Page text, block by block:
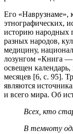
Его «Наврузнаме»,
этнографических,
историю народных
разных народов,
медицину,
лозунгом «Книга
освещен
месяцев [6, с. 95].
являются
и всего мира. Об
Всех, кто
В темноту